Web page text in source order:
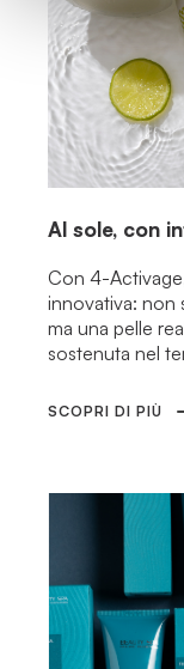
Al sole, con
Con 4-
innovativa: non
ma una pelle
sostenuta nel
SCOPRI DI PIÙ